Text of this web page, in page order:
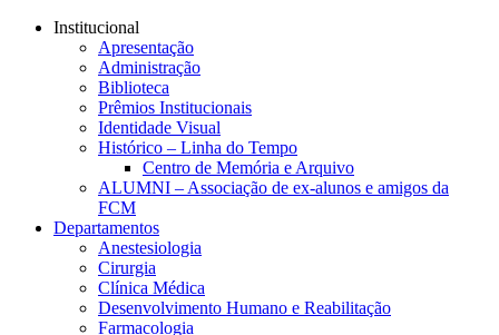
Conteúdo principal
Institucional
Apresentação
Administração
Biblioteca
Prêmios Institucionais
Identidade Visual
Histórico – Linha do Tempo
Centro de Memória e Arquivo
ALUMNI – Associação de ex-alunos e amigos da
FCM
Departamentos
Anestesiologia
Cirurgia
Clínica Médica
Desenvolvimento Humano e Reabilitação
Farmacologia